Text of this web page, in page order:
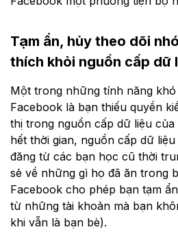
Tạm ẩn, hủy theo dõi
thích khỏi nguồn cấp dữ
Một trong những tính năng
Facebook là bạn thiếu quyền
thị trong nguồn cấp dữ liệu
hết thời gian, nguồn cấp dữ
đăng từ các bạn học cũ thời
sẻ về những gì họ đã ăn trong
Facebook cho phép bạn tạm
từ những tài khoản mà bạn
khi vẫn là bạn bè).